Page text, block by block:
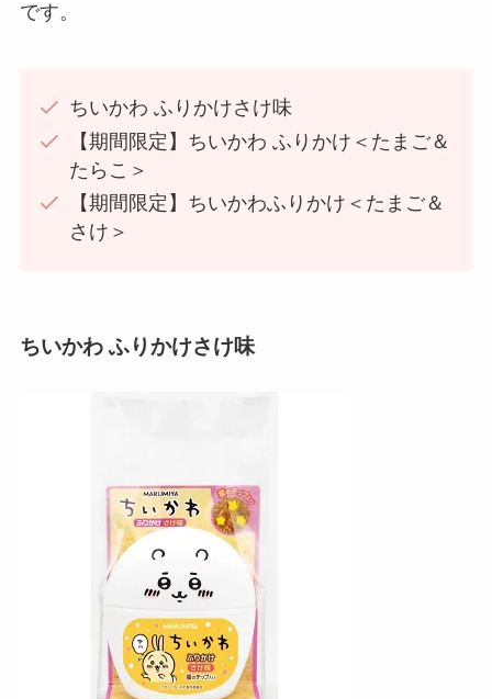
です。
ちいかわ ふりかけさけ味
【期間限定】ちいかわ ふりかけ＜たまご＆
たらこ＞
【期間限定】ちいかわふりかけ＜たまご＆
さけ＞
ちいかわ ふりかけさけ味